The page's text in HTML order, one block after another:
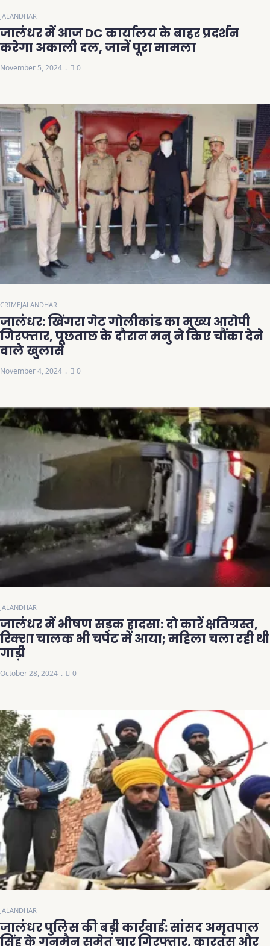
JALANDHAR
जालंधर में आज DC कार्यालय के बाहर प्रदर्शन
करेगा अकाली दल, जानें पूरा मामला
November 5, 2024 0
CRIMEJALANDHAR
जालंधर: खिंगरा गेट गोलीकांड का मुख्य आरोपी
गिरफ्तार, पूछताछ के दौरान मनु ने किए चौंका देने
वाले खुलासे
November 4, 2024 0
JALANDHAR
जालंधर में भीषण सड़क हादसा: दो कारें क्षतिग्रस्त,
रिक्शा चालक भी चपेट में आया; महिला चला रही थी
गाड़ी
October 28, 2024 0
JALANDHAR
जालंधर पुलिस की बड़ी कार्रवाई: सांसद अमृतपाल
सिंह के गनमैन समेत चार गिरफ्तार, कारतूस और